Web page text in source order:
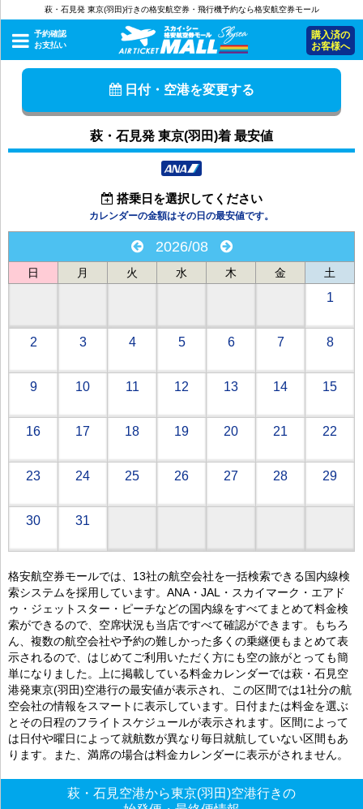
萩・石見発 東京(羽田)行きの格安航空券・飛行機予約なら格安航空券モール
予約確認
お支払い
購入済の
お客様へ
日付・空港を変更する
萩・石見発 東京(羽田)着 最安値
搭乗日を選択してください
カレンダーの金額はその日の最安値です。
2026/08
日 月 火 水 木 金 土
1
2 3 4 5 6 7 8
9 10 11 12 13 14 15
16 17 18 19 20 21 22
23 24 25 26 27 28 29
30 31
格安航空券モールでは、13社の航空会社を一括検索できる国内線検
索システムを採用しています。ANA・JAL・スカイマーク・エアド
ゥ・ジェットスター・ピーチなどの国内線をすべてまとめて料金検
索ができるので、空席状況も当店ですべて確認ができます。もちろ
ん、複数の航空会社や予約の難しかった多くの乗継便もまとめて表
示されるので、はじめてご利用いただく方にも空の旅がとっても簡
単になりました。上に掲載している料金カレンダーでは萩・石見空
港発東京(羽田)空港行の最安値が表示され、この区間では1社分の航
空会社の情報をスマートに表示しています。日付または料金を選ぶ
とその日程のフライトスケジュールが表示されます。区間によって
は日付や曜日によって就航数が異なり毎日就航していない区間もあ
ります。また、満席の場合は料金カレンダーに表示がされません。
萩・石見空港から東京(羽田)空港行きの